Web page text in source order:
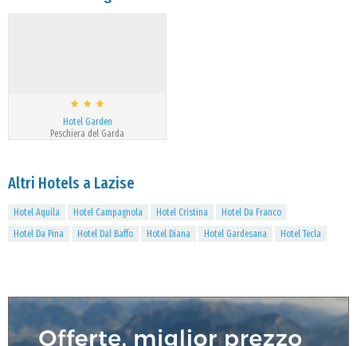
Hotel Garden
Peschiera del Garda
Altri Hotels a Lazise
Hotel Aquila Hotel Campagnola Hotel Cristina
Hotel Da Franco
Hotel Da Pina
Hotel Dal Baffo Hotel Diana Hotel Gardesana Hotel Tecla